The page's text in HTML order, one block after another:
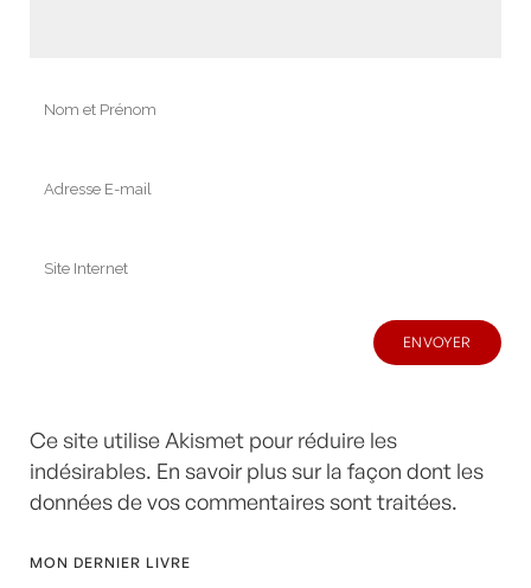
Ce site utilise Akismet pour réduire les
indésirables. En savoir plus sur la façon dont les
données de vos commentaires sont traitées.
MON DERNIER LIVRE